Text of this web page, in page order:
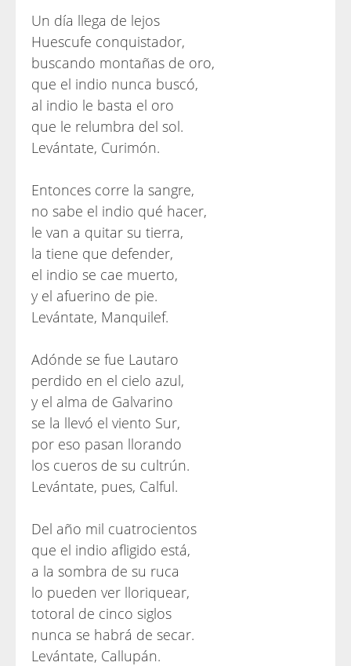
Un día llega de lejos
Huescufe conquistador,
buscando montañas de oro,
que el indio nunca buscó,
al indio le basta el oro
que le relumbra del sol.
Levántate, Curimón.
Entonces corre la sangre,
no sabe el indio qué hacer,
le van a quitar su tierra,
la tiene que defender,
el indio se cae muerto,
y el afuerino de pie.
Levántate, Manquilef.
Adónde se fue Lautaro
perdido en el cielo azul,
y el alma de Galvarino
se la llevó el viento Sur,
por eso pasan llorando
los cueros de su cultrún.
Levántate, pues, Calful.
Del año mil cuatrocientos
que el indio afligido está,
a la sombra de su ruca
lo pueden ver lloriquear,
totoral de cinco siglos
nunca se habrá de secar.
Levántate, Callupán.